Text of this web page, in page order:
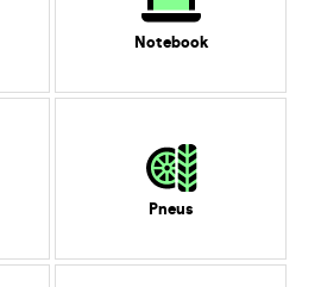
Notebook
Pneus